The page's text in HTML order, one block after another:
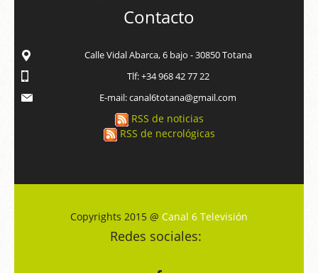
Contacto
Calle Vidal Abarca, 6 bajo - 30850 Totana
Tlf: +34 968 42 77 22
E-mail: canal6totana@gmail.com
RSS de noticias
RSS de necrológicas
Copyrights 2015 @ Canal 6 Televisión
Redes sociales: